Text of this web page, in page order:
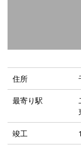
住所
最寄り駅
竣工